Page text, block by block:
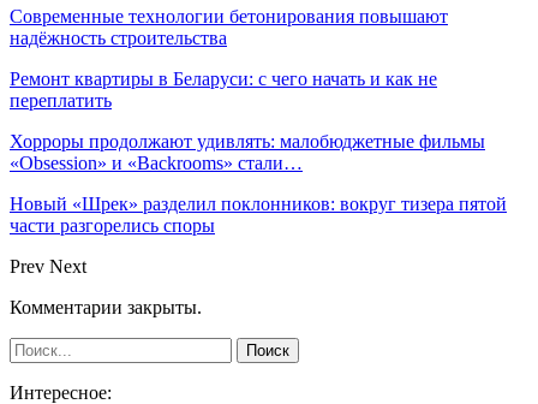
Современные технологии бетонирования повышают
надёжность строительства
Ремонт квартиры в Беларуси: с чего начать и как не
переплатить
Хорроры продолжают удивлять: малобюджетные фильмы
«Obsession» и «Backrooms» стали…
Новый «Шрек» разделил поклонников: вокруг тизера пятой
части разгорелись споры
Prev Next
Комментарии закрыты.
Интересное: